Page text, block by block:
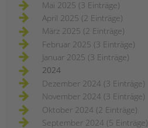
Mai 2025 (3 Einträge)
April 2025 (2 Einträge)
März 2025 (2 Einträge)
Februar 2025 (3 Einträge)
Januar 2025 (3 Einträge)
2024
Dezember 2024 (3 Einträge)
November 2024 (3 Einträge)
Oktober 2024 (2 Einträge)
September 2024 (5 Einträge)